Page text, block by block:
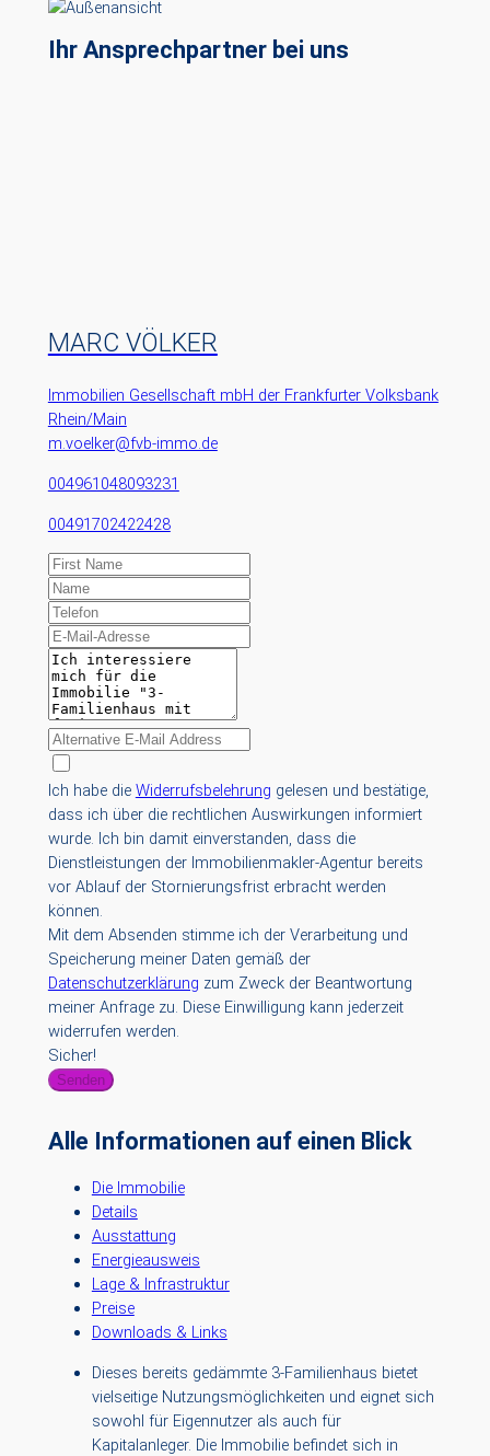
Ihr Ansprechpartner bei uns
MARC VÖLKER
Immobilien Gesellschaft mbH der Frankfurter Volksbank
Rhein/Main
m.voelker@fvb-immo.de
004961048093231
00491702422428
Ich habe die Widerrufsbelehrung gelesen und bestätige,
dass ich über die rechtlichen Auswirkungen informiert
wurde. Ich bin damit einverstanden, dass die
Dienstleistungen der Immobilienmakler-Agentur bereits
vor Ablauf der Stornierungsfrist erbracht werden
können.
Mit dem Absenden stimme ich der Verarbeitung und
Speicherung meiner Daten gemäß der
Datenschutzerklärung zum Zweck der Beantwortung
meiner Anfrage zu. Diese Einwilligung kann jederzeit
widerrufen werden.
Sicher!
Senden
Alle Informationen auf einen Blick
Die Immobilie
Details
Ausstattung
Energieausweis
Lage & Infrastruktur
Preise
Downloads & Links
Dieses bereits gedämmte 3-Familienhaus bietet
vielseitige Nutzungsmöglichkeiten und eignet sich
sowohl für Eigennutzer als auch für
Kapitalanleger. Die Immobilie befindet sich in